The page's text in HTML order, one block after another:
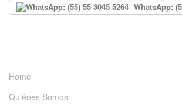
WhatsApp:
Home
Quiénes Somos